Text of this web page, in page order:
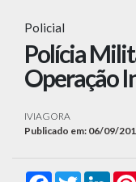
Policial
Polícia
Operação
IVIAGORA
Publicado em: 06/09/
FacebookTwitter